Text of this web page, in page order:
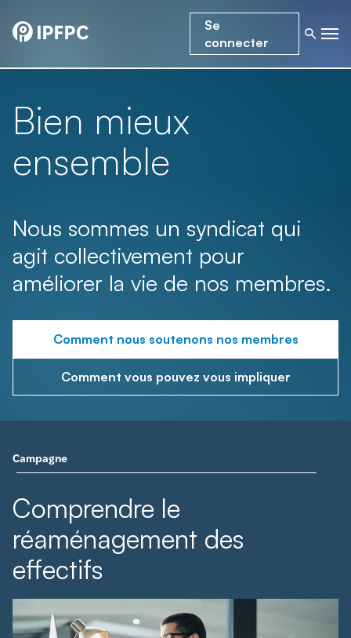
Se
connecter
Bien mieux
ensemble
Nous sommes un syndicat qui
agit collectivement pour
améliorer la vie de nos membres.
Comment nous soutenons nos membres
Comment vous pouvez vous impliquer
Campagne
Comprendre le
réaménagement des
effectifs